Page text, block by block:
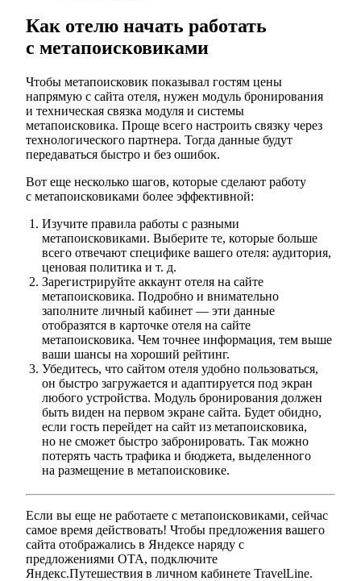
Как отелю начать работать
с метапоисковиками
Чтобы метапоисковик показывал гостям цены
напрямую с сайта отеля, нужен модуль бронирования
и техническая связка модуля и системы
метапоисковика. Проще всего настроить связку через
технологического партнера. Тогда данные будут
передаваться быстро и без ошибок.
Вот еще несколько шагов, которые сделают работу
с метапоисковиками более эффективной:
Изучите правила работы с разными
метапоисковиками. Выберите те, которые больше
всего отвечают специфике вашего отеля: аудитория,
ценовая политика и т. д.
Зарегистрируйте аккаунт отеля на сайте
метапоисковика. Подробно и внимательно
заполните личный кабинет — эти данные
отобразятся в карточке отеля на сайте
метапоисковика. Чем точнее информация, тем выше
ваши шансы на хороший рейтинг.
Убедитесь, что сайтом отеля удобно пользоваться,
он быстро загружается и адаптируется под экран
любого устройства. Модуль бронирования должен
быть виден на первом экране сайта. Будет обидно,
если гость перейдет на сайт из метапоисковика,
но не сможет быстро забронировать. Так можно
потерять часть трафика и бюджета, выделенного
на размещение в метапоисковике.
Если вы еще не работаете с метапоисковиками, сейчас
самое время действовать! Чтобы предложения вашего
сайта отображались в Яндексе наряду с
предложениями ОТА, подключите
Яндекс.Путешествия в личном кабинете TravelLine.